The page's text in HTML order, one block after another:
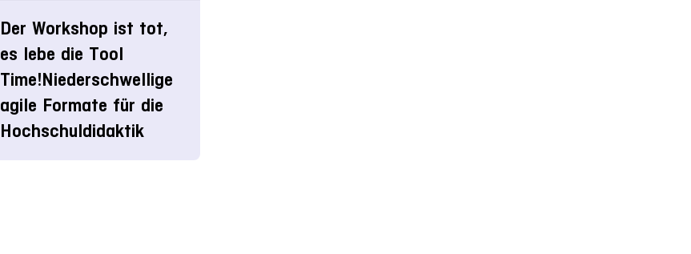
Der Workshop ist tot,
es lebe die Tool
Time!Niederschwellige
agile Formate für die
Hochschuldidaktik